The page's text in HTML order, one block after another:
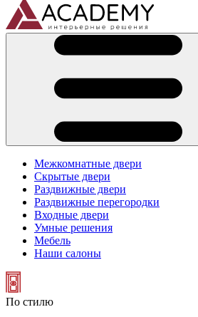
Межкомнатные двери
Скрытые двери
Раздвижные двери
Раздвижные перегородки
Входные двери
Умные решения
Мебель
Наши салоны
По стилю